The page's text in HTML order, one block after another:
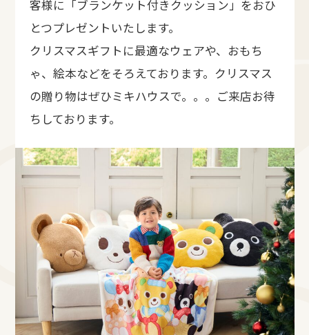
客様に「ブランケット付きクッション」をおひ
とつプレゼントいたします。
クリスマスギフトに最適なウェアや、おもち
ゃ、絵本などをそろえております。クリスマス
の贈り物はぜひミキハウスで。。。ご来店お待
ちしております。